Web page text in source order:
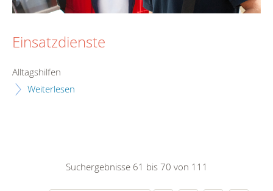
Einsatzdienste
Alltagshilfen
Weiterlesen
Suchergebnisse 61 bis 70 von 111